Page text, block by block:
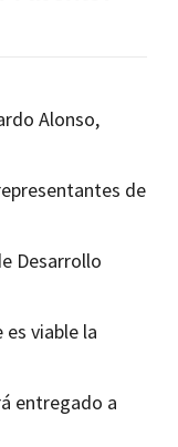
Alonso,
de
Desarrollo
viable la
entregado a